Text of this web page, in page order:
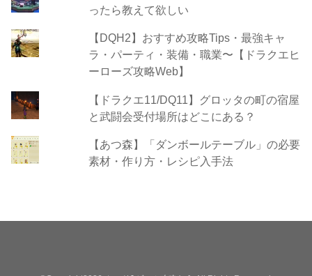
ったら教えて欲しい
【DQH2】おすすめ攻略Tips・最強キャ
ラ・パーティ・装備・職業〜【ドラクエヒ
ーローズ攻略Web】
【ドラクエ11/DQ11】グロッタの町の宿屋
と武闘会受付場所はどこにある？
【あつ森】「ダンボールテーブル」の必要
素材・作り方・レシピ入手法